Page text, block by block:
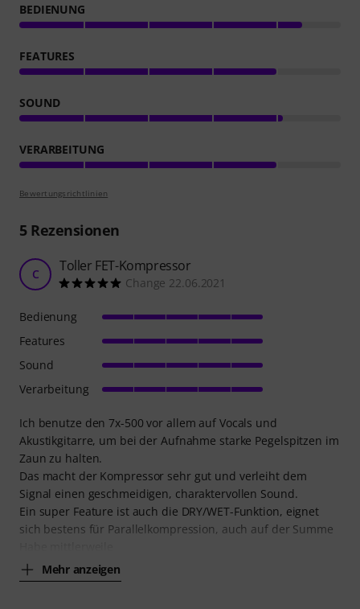
BEDIENUNG
FEATURES
SOUND
VERARBEITUNG
Bewertungsrichtlinien
5Rezensionen
C Toller FET-Kompressor
Change 22.06.2021
Ich benutze den 7x-500 vor allem auf Vocals und
Akustikgitarre, um bei der Aufnahme starke Pegelspitzen im
Zaun zu halten.
Das macht der Kompressor sehr gut und verleiht dem
Signal einen geschmeidigen, charaktervollen Sound.
Ein super Feature ist auch die DRY/WET-Funktion, eignet
sich bestens für Parallelkompression, auch auf der Summe
Mehr anzeigen
Bedienung
Features
Sound
Verarbeitung